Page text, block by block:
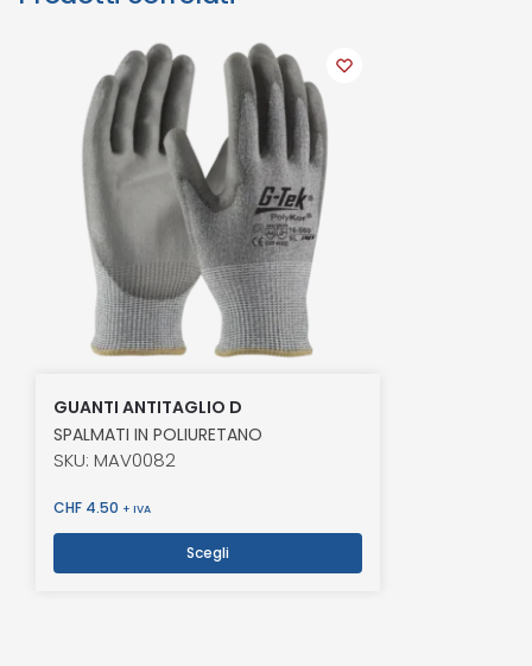
GUANTI ANTITAGLIO D
SPALMATI IN POLIURETANO
SKU: MAV0082
CHF 4.50 + IVA
Scegli